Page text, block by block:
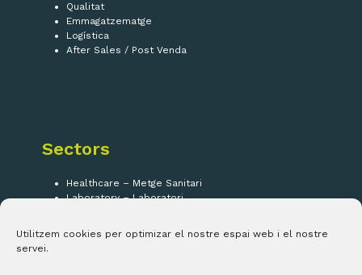
Utilitzem cookies per optimizar el nostre espai web i el nostre
servei.
Qualitat
Emmagatzematge
Logística
After Sales / Post Venda
Sectors
Healthcare – Metge Sanitari
Laboratory – Laboratori